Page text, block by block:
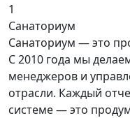
1
Санаториум
Санаториум — это
С 2010 года мы
менеджеров и
отрасли. Каждый
системе — это